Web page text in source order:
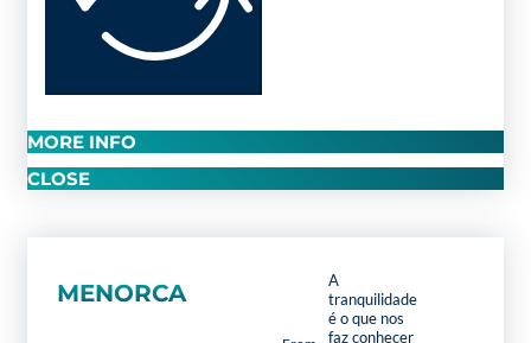
MORE INFO
CLOSE
MENORCA
A
tranquilidade
é o que nos
faz conhecer